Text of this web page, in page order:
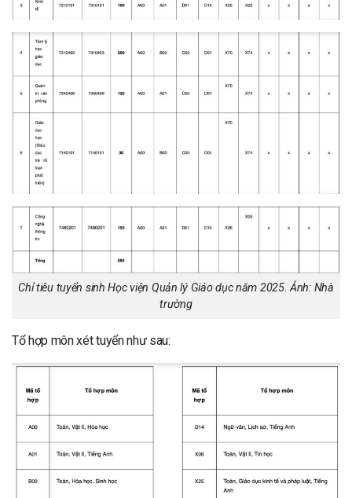
Chỉ tiêu tuyển sinh Học viện Quản lý Giáo dục năm 2025. Ảnh: Nhà
trường
Tổ hợp môn xét tuyển như sau: